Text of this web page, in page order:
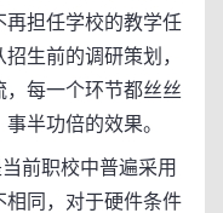
再担任学校的教学任
生前的调研策划，
每一个环节都丝丝
半功倍的效果。
前职校中普遍采用
相同，对于硬件条件